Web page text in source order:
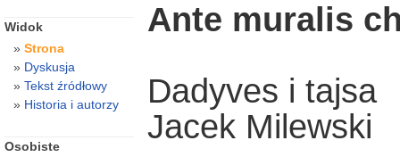
Ante muralis
Dadyves i tajsa
Jacek Milewski
Widok
Strona
Dyskusja
Tekst źródłowy
Historia i autorzy
Osobiste